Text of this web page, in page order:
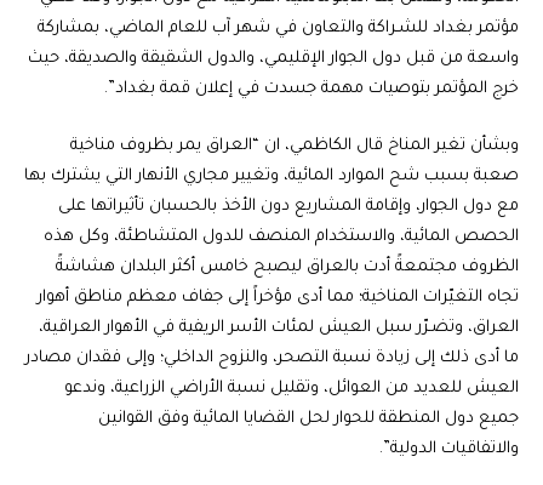
مؤتمر بغداد للشـراكة والتعاون في شهر آب للعام الماضي، بمشاركة
واسعة من قبل دول الجوار الإقليمي، والدول الشقيقة والصديقة، حيث
خرج المؤتمر بتوصيات مهمة جسدت في إعلان قمة بغداد”.
وبشأن تغير المناخ قال الكاظمي، ان “العراق يمر بظروف مناخية
صعبة بسبب شح الموارد المائية، وتغيير مجاري الأنهار التي يشترك بها
مع دول الجوار، وإقامة المشاريع دون الأخذ بالحسبان تأثيراتها على
الحصص المائية، والاستخدام المنصف للدول المتشاطئة، وكل هذه
الظروف مجتمعةً أدت بالعراق ليصبح خامس أكثر البلدان هشاشةً
تجاه التغيّرات المناخية؛ مما أدى مؤخراً إلى جفاف معظم مناطق أهوار
العراق، وتضـرّر سبل العيش لمئات الأسر الريفية في الأهوار العراقية،
ما أدى ذلك إلى زيادة نسبة التصحر، والنزوح الداخلي؛ وإلى فقدان مصادر
العيش للعديد من العوائل، وتقليل نسبة الأراضي الزراعية، وندعو
جميع دول المنطقة للحوار لحل القضايا المائية وفق القوانين
والاتفاقيات الدولية”.